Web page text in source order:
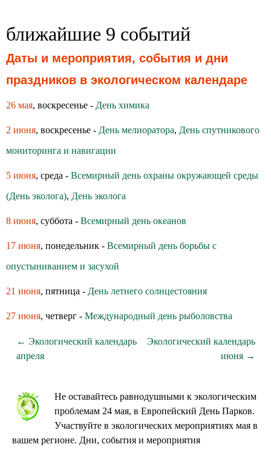
ближайшие 9 событий
Даты и мероприятия, события и дни
праздников в экологическом календаре
26 мая, воскресенье - День химика
2 июня, воскресенье - День мелиоратора, День спутникового
мониторинга и навигации
5 июня, среда - Всемирный день охраны окружающей среды
(День эколога), День эколога
8 июня, суббота - Всемирный день океанов
17 июня, понедельник - Всемирный день борьбы с
опустыниванием и засухой
21 июня, пятница - День летнего солнцестояния
27 июня, четверг - Международный день рыболовства
← Экологический календарь
апреля
Экологический календарь
июня →
Не оставайтесь равнодушными к экологическим
проблемам 24 мая, в Европейский День Парков.
Участвуйте в экологических мероприятиях мая в
вашем регионе. Дни, события и мероприятия